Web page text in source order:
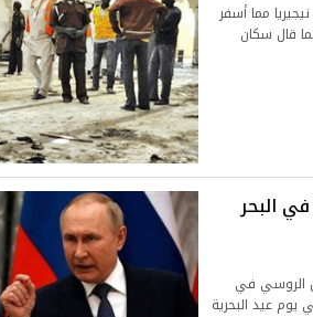
مما أسفر
قال سكان
البحر
الروسي في
عيد البحرية